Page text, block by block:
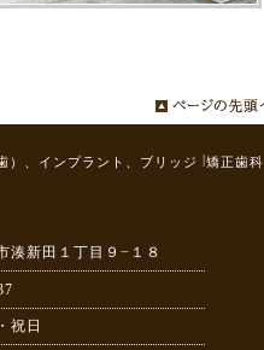
）、インプラント、ブリッジ 矯正歯科
湊新田１丁目９−１８
祝日